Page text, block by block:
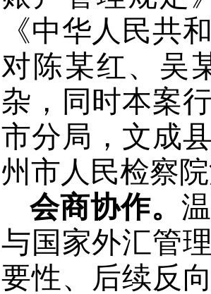
《中华人民共
对陈某红、吴
杂，同时本案
市分局，文成
州市人民检察
会商协作。
与国家外汇管
要性、后续反